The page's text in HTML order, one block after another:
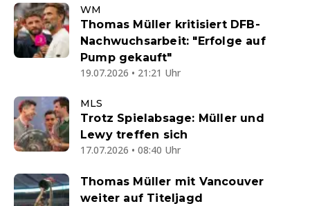
WM
Thomas Müller kritisiert DFB-
Nachwuchsarbeit: "Erfolge auf
Pump gekauft"
19.07.2026 • 21:21 Uhr
MLS
Trotz Spielabsage: Müller und
Lewy treffen sich
17.07.2026 • 08:40 Uhr
Thomas Müller mit Vancouver
weiter auf Titeljagd